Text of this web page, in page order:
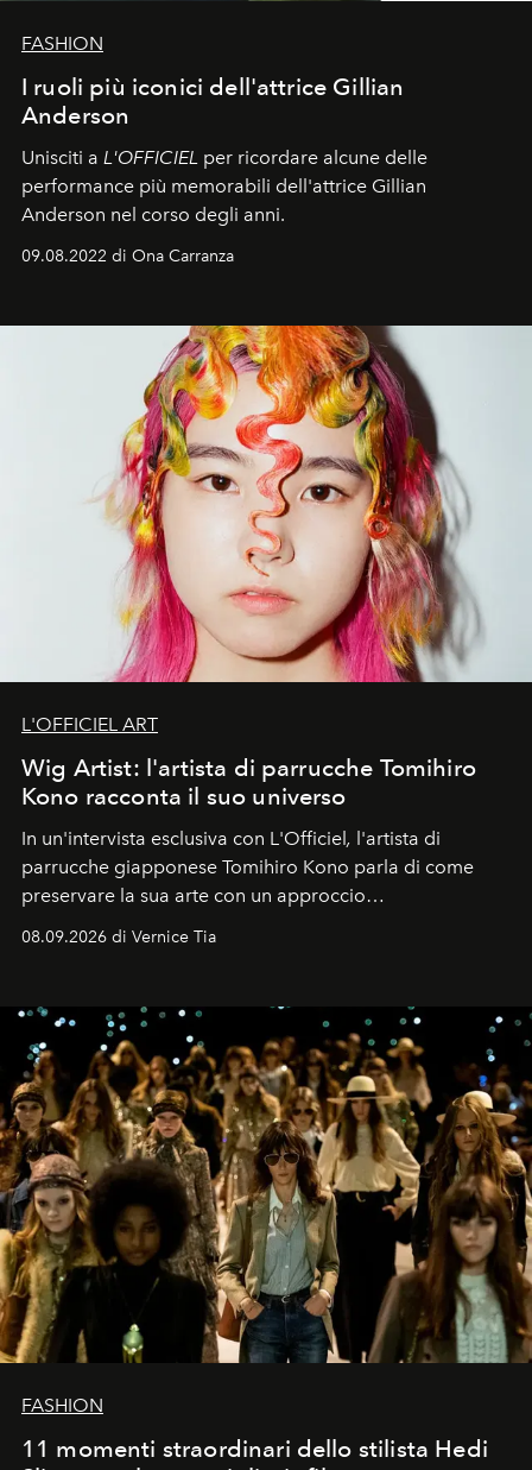
FASHION
I ruoli più iconici dell'attrice Gillian
Anderson
Unisciti a L'OFFICIEL per ricordare alcune delle
performance più memorabili dell'attrice Gillian
Anderson nel corso degli anni.
09.08.2022 di Ona Carranza
L'OFFICIEL ART
Wig Artist: l'artista di parrucche Tomihiro
Kono racconta il suo universo
In un'intervista esclusiva con L'Officiel , l'artista di
parrucche giapponese Tomihiro Kono parla di come
preservare la sua arte con un approccio
contemporaneo.
08.09.2026 di Vernice Tia
FASHION
11 momenti straordinari dello stilista Hedi